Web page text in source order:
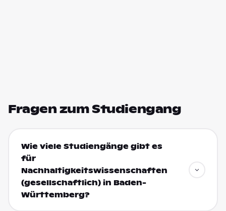
Fragen zum Studiengang
Wie viele Studiengänge gibt es
für
Nachhaltigkeitswissenschaften
(gesellschaftlich) in Baden-
Württemberg?